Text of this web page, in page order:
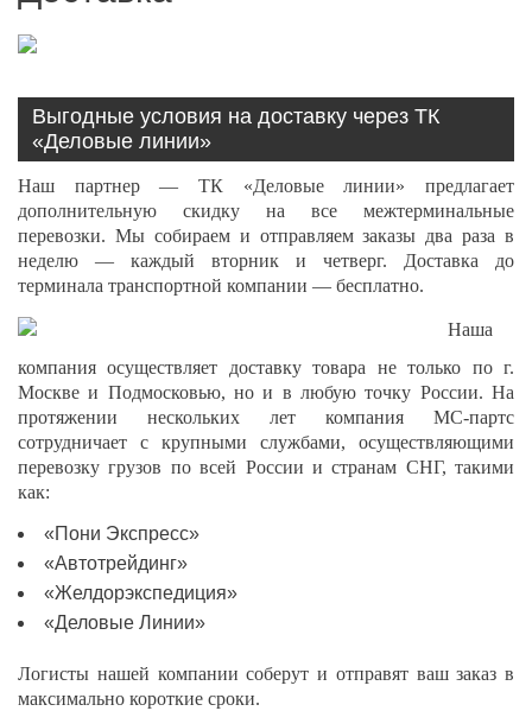
Выгодные условия на доставку через ТК
«Деловые линии»
Наш партнер — ТК «Деловые линии» предлагает
дополнительную скидку на все межтерминальные
перевозки. Мы собираем и отправляем заказы два раза в
неделю — каждый вторник и четверг. Доставка до
терминала транспортной компании — бесплатно.
Наша
компания осуществляет доставку товара не только по г.
Москве и Подмосковью, но и в любую точку России. На
протяжении нескольких лет компания МС-партс
сотрудничает с крупными службами, осуществляющими
перевозку грузов по всей России и странам СНГ, такими
как:
«Пони Экспресс»
«Автотрейдинг»
«Желдорэкспедиция»
«Деловые Линии»
Логисты нашей компании соберут и отправят ваш заказ в
максимально короткие сроки.